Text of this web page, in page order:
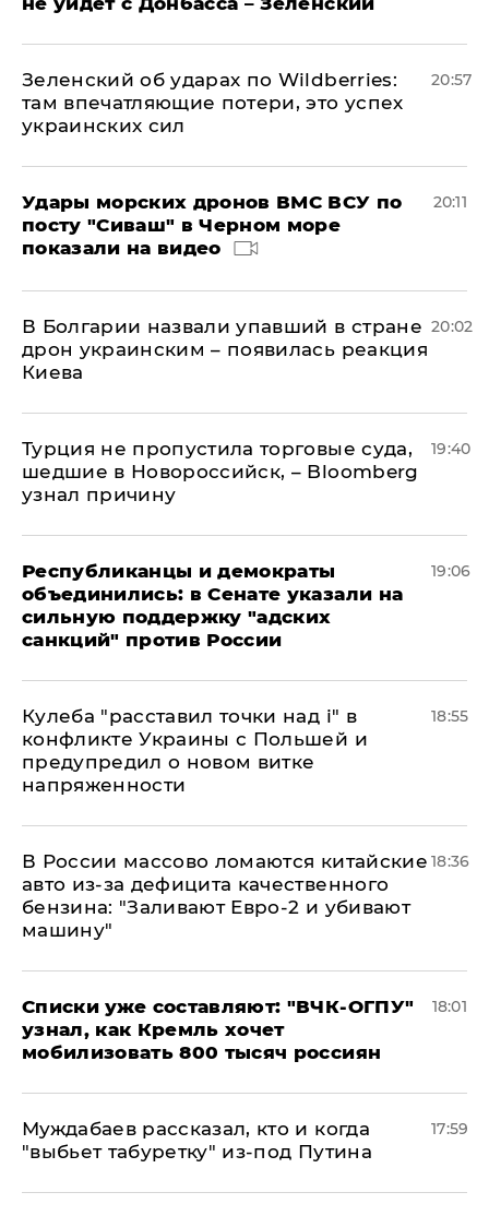
Зеленский об ударах по Wildberries:
там впечатляющие потери, это успех
украинских сил
20:57
Удары морских дронов ВМС ВСУ по
посту "Сиваш" в Черном море
показали на видео
20:11
В Болгарии назвали упавший в стране
дрон украинским – появилась реакция
Киева
20:02
Турция не пропустила торговые суда,
шедшие в Новороссийск, – Bloomberg
узнал причину
19:40
Республиканцы и демократы
объединились: в Сенате указали на
сильную поддержку "адских
санкций" против России
19:06
Кулеба "расставил точки над і" в
конфликте Украины с Польшей и
предупредил о новом витке
напряженности
18:55
В России массово ломаются китайские
авто из-за дефицита качественного
бензина: "Заливают Евро-2 и убивают
машину"
18:36
Списки уже составляют: "ВЧК-ОГПУ"
узнал, как Кремль хочет
мобилизовать 800 тысяч россиян
18:01
Муждабаев рассказал, кто и когда
"выбьет табуретку" из-под Путина
17:59